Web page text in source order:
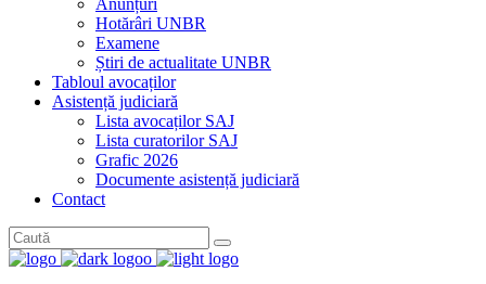
Anunțuri
Hotărâri UNBR
Examene
Știri de actualitate UNBR
Tabloul avocaților
Asistență judiciară
Lista avocaților SAJ
Lista curatorilor SAJ
Grafic 2026
Documente asistență judiciară
Contact